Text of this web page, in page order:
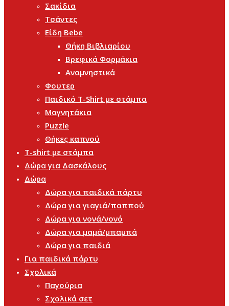
Σακίδια
Τσάντες
Είδη Bebe
Θήκη Βιβλιαρίου
Βρεφικά Φορμάκια
Αναμνηστικά
Φουτερ
Παιδικό T-Shirt με στάμπα
Μαγνητάκια
Puzzle
Θήκες καπνού
T-shirt με στάμπα
Δώρα για Δασκάλους
Δώρα
Δώρα για παιδικά πάρτυ
Δώρα για γιαγιά/παππού
Δώρα για νονά/νονό
Δώρα για μαμά/μπαμπά
Δώρα για παιδιά
Για παιδικά πάρτυ
Σχολικά
Παγούρια
Σχολικά σετ